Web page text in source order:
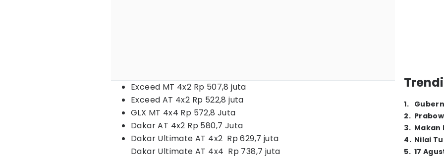
Exceed MT 4x2 Rp 507,8 juta
Exceed AT 4x2 Rp 522,8 juta
GLX MT 4x4 Rp 572,8 Juta
Dakar AT 4x2 Rp 580,7 Juta
Dakar Ultimate AT 4x2 Rp 629,7 juta
Dakar Ultimate AT 4x4 Rp 738,7 juta
1.
2.
3. Makan
4. Nilai
5. 17